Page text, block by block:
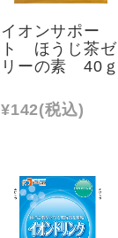
イオンサポー
ト ほうじ茶ゼ
リーの素 40ｇ
¥142(税込)